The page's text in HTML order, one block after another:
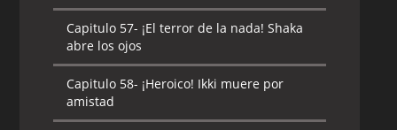
Capitulo 57- ¡El terror de la nada! Shaka
abre los ojos
Capitulo 58- ¡Heroico! Ikki muere por
amistad